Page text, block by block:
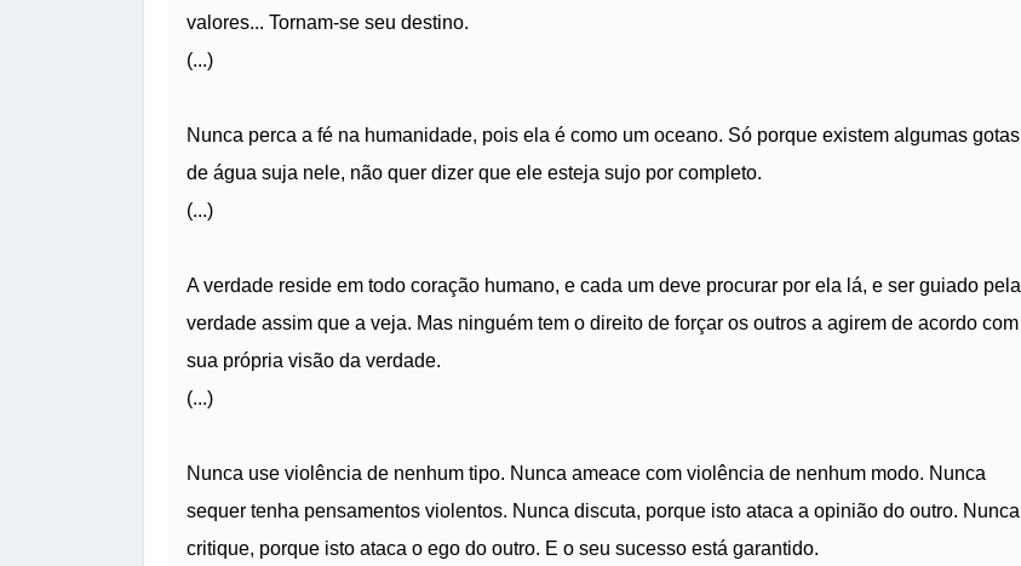
valores... Tornam-se seu destino.
(...)
Nunca perca a fé na humanidade, pois ela é como um oceano. Só porque existem algumas gotas
de água suja nele, não quer dizer que ele esteja sujo por completo.
(...)
A verdade reside em todo coração humano, e cada um deve procurar por ela lá, e ser guiado pela
verdade assim que a veja. Mas ninguém tem o direito de forçar os outros a agirem de acordo com
sua própria visão da verdade.
(...)
Nunca use violência de nenhum tipo. Nunca ameace com violência de nenhum modo. Nunca
sequer tenha pensamentos violentos. Nunca discuta, porque isto ataca a opinião do outro. Nunca
critique, porque isto ataca o ego do outro. E o seu sucesso está garantido.